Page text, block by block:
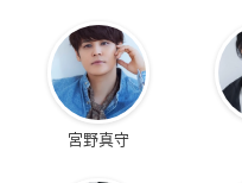
宮野真守